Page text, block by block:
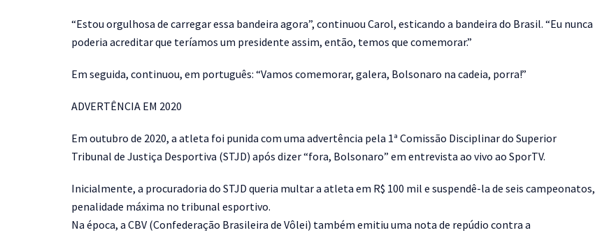
“Estou orgulhosa de carregar essa bandeira agora”, continuou Carol, esticando a bandeira do Brasil. “Eu nunca
poderia acreditar que teríamos um presidente assim, então, temos que comemorar.”
Em seguida, continuou, em português: “Vamos comemorar, galera, Bolsonaro na cadeia, porra!”
ADVERTÊNCIA EM 2020
Em outubro de 2020, a atleta foi punida com uma advertência pela 1ª Comissão Disciplinar do Superior
Tribunal de Justiça Desportiva (STJD) após dizer “fora, Bolsonaro” em entrevista ao vivo ao SporTV.
Inicialmente, a procuradoria do STJD queria multar a atleta em R$ 100 mil e suspendê-la de seis campeonatos,
penalidade máxima no tribunal esportivo.
Na época, a CBV (Confederação Brasileira de Vôlei) também emitiu uma nota de repúdio contra a